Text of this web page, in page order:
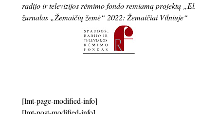
radijo ir televizijos rėmimo fondo remiamą projektą „El.
žurnalas „Žemaičių žemė“ 2022: Žemaičiai Vilniuje“
[lmt-page-modified-info]